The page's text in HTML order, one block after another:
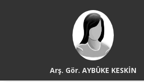
Arş. Gör. AYBÜKE KESKİN